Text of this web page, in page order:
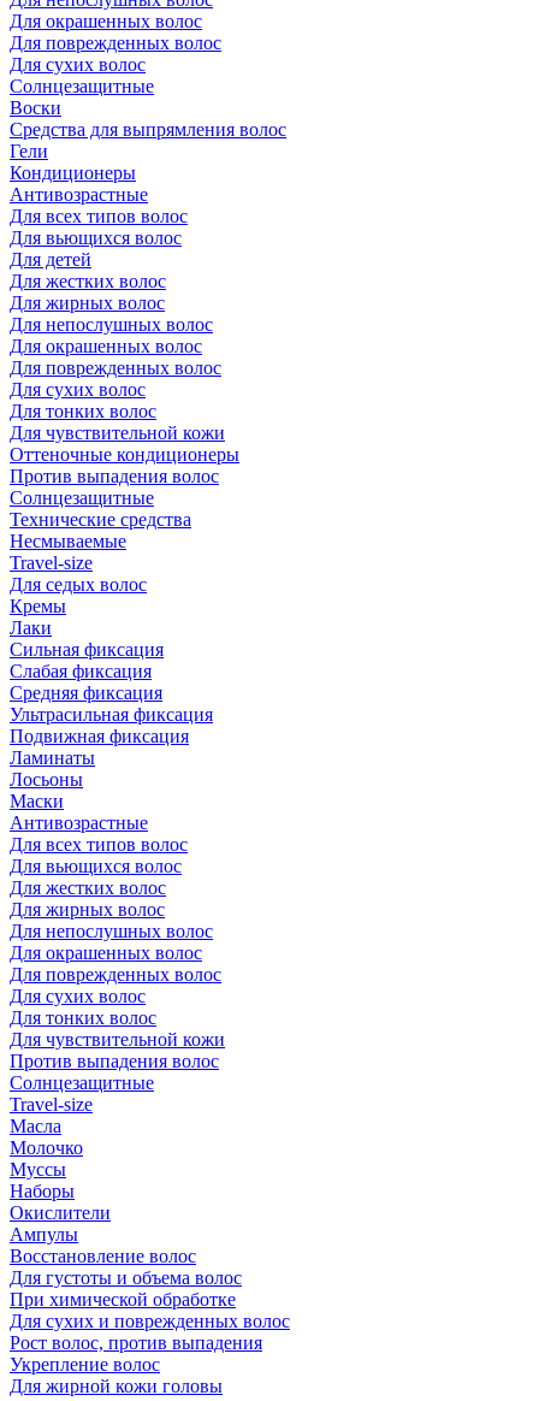
Для окрашенных волос
Для поврежденных волос
Для сухих волос
Солнцезащитные
Воски
Средства для выпрямления волос
Гели
Кондиционеры
Антивозрастные
Для всех типов волос
Для вьющихся волос
Для детей
Для жестких волос
Для жирных волос
Для непослушных волос
Для окрашенных волос
Для поврежденных волос
Для сухих волос
Для тонких волос
Для чувствительной кожи
Оттеночные кондиционеры
Против выпадения волос
Солнцезащитные
Технические средства
Несмываемые
Travel-size
Для седых волос
Кремы
Лаки
Сильная фиксация
Слабая фиксация
Средняя фиксация
Ультрасильная фиксация
Подвижная фиксация
Ламинаты
Лосьоны
Маски
Антивозрастные
Для всех типов волос
Для вьющихся волос
Для жестких волос
Для жирных волос
Для непослушных волос
Для окрашенных волос
Для поврежденных волос
Для сухих волос
Для тонких волос
Для чувствительной кожи
Против выпадения волос
Солнцезащитные
Travel-size
Масла
Молочко
Муссы
Наборы
Окислители
Ампулы
Восстановление волос
Для густоты и объема волос
При химической обработке
Для сухих и поврежденных волос
Рост волос, против выпадения
Укрепление волос
Для жирной кожи головы